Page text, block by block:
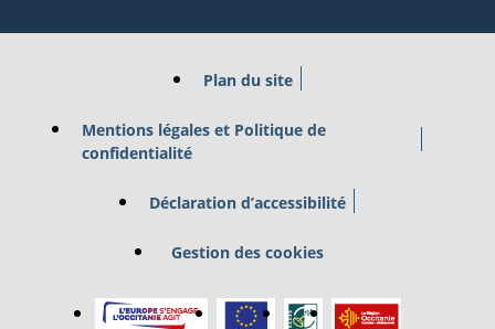
Plan du site
Mentions légales et Politique de
confidentialité
Déclaration d’accessibilité
Gestion des cookies